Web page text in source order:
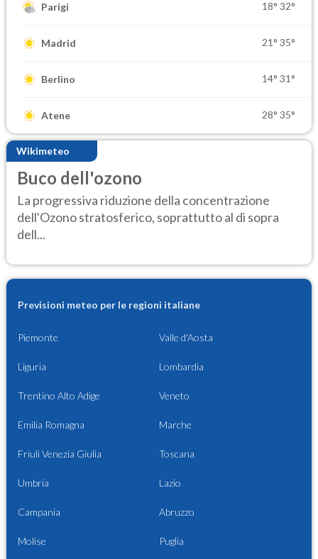
Parigi 18° 32°
Madrid 21° 35°
Berlino 14° 31°
Atene 28° 35°
Wikimeteo
Buco dell'ozono
La progressiva riduzione della concentrazione
dell'Ozono stratosferico, soprattutto al di sopra
dell...
Previsioni meteo per le regioni italiane
Piemonte Valle d'Aosta
Liguria Lombardia
Trentino Alto Adige Veneto
Emilia Romagna Marche
Friuli Venezia Giulia Toscana
Umbria Lazio
Campania Abruzzo
Molise Puglia